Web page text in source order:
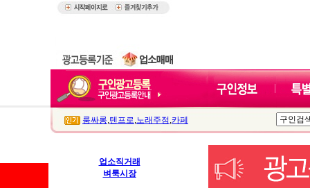
룸싸롱,텐프로,노래주점 ,카페
업소직거래
벼룩시장